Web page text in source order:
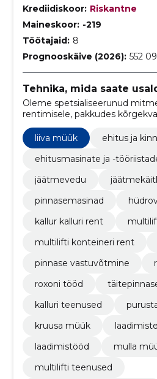
Krediidiskoor: Riskantne
Maineskoor: -219
Töötajaid: 8
Prognooskäive (2026): 552
Tehnika, mida saate
Oleme spetsialiseerunud
rentimisele, pakkudes
alates lumekoristusest kuni
pinnaseveoks vajalikeni.
liiva müük
ehitus ja
ehitusmasinate ja -
jäätmevedu
pinnasemasinad
kallur kalluri rent
multilifti konteineri rent
pinnase vastuvõtmine
roxoni tööd
kalluri teenused
kruusa müük
laadimistööd
mulla
multilifti teenused